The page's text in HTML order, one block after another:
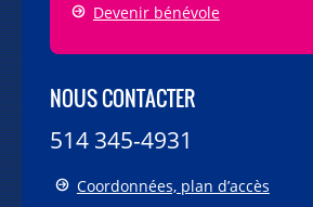
Devenir bénévole
NOUS CONTACTER
514 345-4931
Coordonnées, plan d’accès